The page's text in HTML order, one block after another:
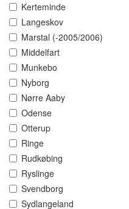
Kerteminde
Langeskov
Marstal (-2005/2006)
Middelfart
Munkebo
Nyborg
Nørre Aaby
Odense
Otterup
Ringe
Rudkøbing
Ryslinge
Svendborg
Sydlangeland